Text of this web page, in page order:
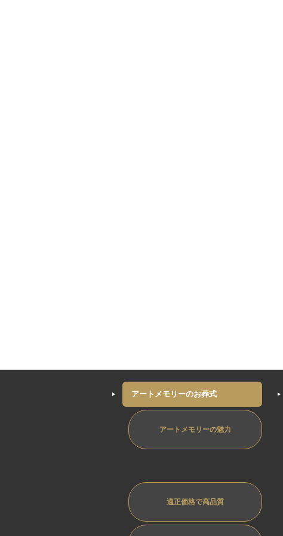
アートメモリーのお葬式
アートメモリーの魅力
適正価格で高品質